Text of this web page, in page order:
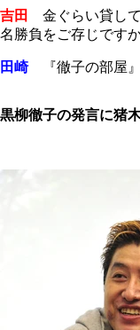
吉田
金ぐらい貸し
名勝負をご存じです
田崎『徹子の部屋』
黒柳徹子の発言に猪